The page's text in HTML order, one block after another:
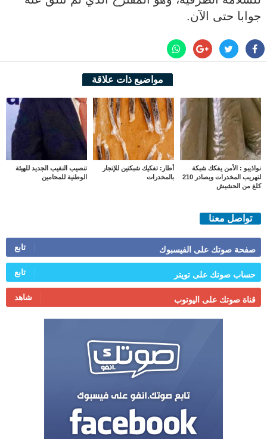
جوابا حتى الآن.
مواضيع ذات علاقة
نواذيبو : الأمن يفكك شبكة
لتهريب المخدرات ويصادر 210
كلغ من الحشيش
أطار: تفكيك شبكتين للإتجار
بالمخدرات
تنصيب النقيب الجديد للهيئة
الوطنية للمحامين
تواصل معنا
صفحة صوتك على الفيسبوك تابع
حساب صوتك على تويتر تابع
قناة صوتك على اليوتوب شاهد